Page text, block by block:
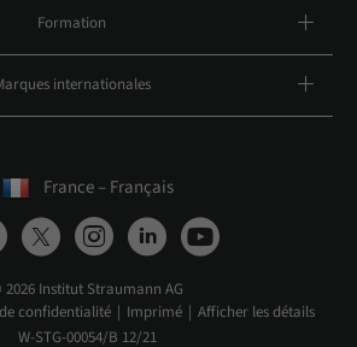
Formation
internationales
France – Français
Institut Straumann AG
confidentialité Imprimé
Afficher les détails
W-STG-00054/B 12/21